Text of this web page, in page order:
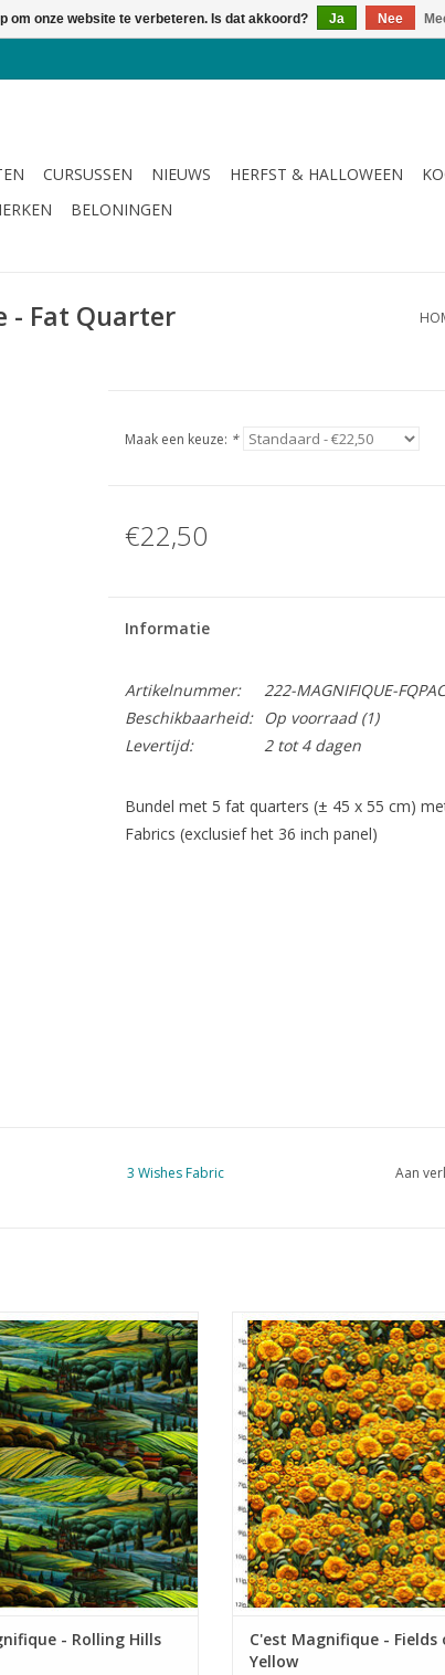
CURSUSSEN NIEUWS HERFST & HALLOWEEN
BELONINGEN
- Fat Quarter
Maak een keuze: *
€22,50
Informatie
Artikelnummer:
222-MAGNIFIQUE-
Beschikbaarheid:
Op voorraad(1)
Levertijd:
2 tot 4 dagen
Bundel met 5 fat quarters (± 45 x 55 cm)
Fabrics (exclusief het 36 inch panel)
3 Wishes Fabric Aan
van glooiend landschap
AAN WINKELWAGEN
- Rolling Hills
geel met print van
TOEVOEGEN AAN
C'est Magnifique - Fields
Yellow
om onze website te verbeteren. Is dat akkoord? Ja Nee